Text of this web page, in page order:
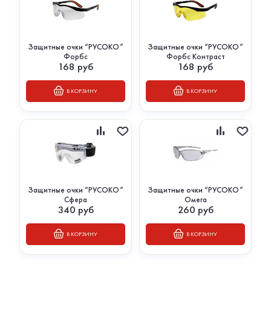
Защитные очки “РУСОКО”
Форбс
168 руб
В КОРЗИНУ
Защитные очки “РУСОКО”
Форбс Контраст
168 руб
В КОРЗИНУ
Защитные очки “РУСОКО”
Сфера
340 руб
В КОРЗИНУ
Защитные очки “РУСОКО”
Омега
260 руб
В КОРЗИНУ